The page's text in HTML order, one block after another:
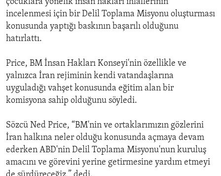
çocuklara yönelik insan hakları ihlallerinin
incelenmesi için bir Delil Toplama Misyonu oluşturması
konusunda yaptığı baskının başarılı olduğunu
hatırlattı.
Price, BM İnsan Hakları Konseyi'nin özellikle ve
yalnızca İran rejiminin kendi vatandaşlarına
uyguladığı vahşet konusunda eğitim alan bir
komisyona sahip olduğunu söyledi.
Sözcü Ned Price, “BM'nin ve ortaklarımızın gözlerini
İran halkına neler olduğu konusunda açmaya devam
ederken ABD'nin Delil Toplama Misyonu'nun kuruluş
amacını ve görevini yerine getirmesine yardım etmeyi